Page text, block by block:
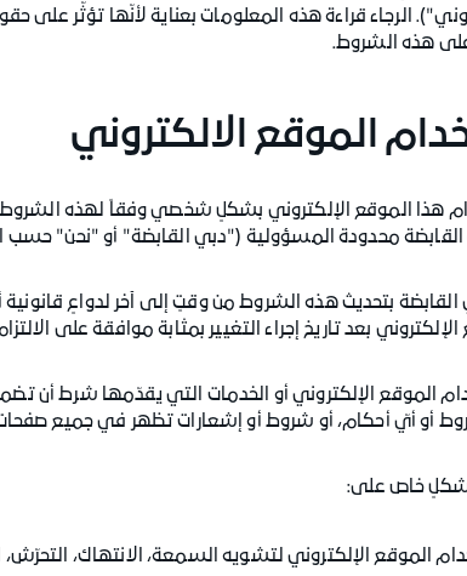
الرجاء قراءة هذه المعلومات بعناية لأنّها تؤثّر على
هذه الشروط.
هذا الموقع الإلكتروني بشكلٍ شخصي وفقاً لهذه الشروط.
محدودة المسؤولية ("دبي القابضة" أو "نحن" حسب
القابضة بتحديث هذه الشروط من وقتٍ إلى آخر لدواعٍ
بعد تاريخ إجراء التغيير بمثابة موافقة على
الموقع الإلكتروني أو الخدمات التي يقدّمها شرط أن
أو أيّ أحكام، أو شروط أو إشعارات تظهر في جميع صفحات
خاص على:
الموقع الإلكتروني لتشويه السمعة، الانتهاك، التحرّش،